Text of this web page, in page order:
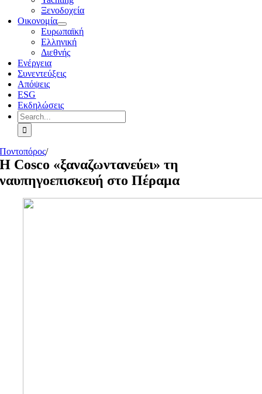
Ξενοδοχεία
Οικονομία
Ευρωπαϊκή
Ελληνική
Διεθνής
Ενέργεια
Συνεντεύξεις
Απόψεις
ESG
Εκδηλώσεις
Search
for:
Ποντοπόρος/
Η Cosco «ξαναζωντανεύει» τη
ναυπηγοεπισκευή στο Πέραμα